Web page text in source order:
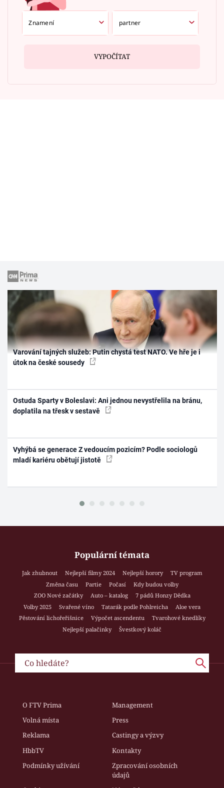
VYPOČÍTAT
Varování tajných služeb: Putin chystá test NATO. Ve hře je i
útok na české sousedy
Ostuda Sparty v Boleslavi: Ani jednou nevystřelila na bránu,
doplatila na třesk v sestavě
Vyhýbá se generace Z vedoucím pozicím? Podle sociologů
mladí kariéru obětují jistotě
Populární témata
Jak zhubnout Nejlepší filmy 2024 Nejlepší horory
TV program
Změna času
Partie Počasí
Kdy budou volby
ZOO Nové začátky
Auto – katalog
7 pádů Honzy Dědka
Volby 2025
Svařené víno Tatarák podle Pohlreicha
Aloe vera
Pěstování lichořeřišnice
Výpočet ascendentu
Tvarohové knedlíky
Nejlepší palačinky
Švestkový koláč
O FTV Prima
Management
Volná místa
Press
Reklama
Castingy a výzvy
HbbTV
Kontakty
Podmínky užívání
Zpracování osobních
údajů